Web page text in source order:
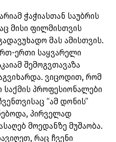
ჭაჭიასთან საუბრის
მისი ფილმისთვის
მას ამისთვის.
ერთი საყვარელი
შემოგვთავაზა
ვიცოდით, რომ
საქმის პროფესიონალები
“ამ დონის”
პირველად
მოედანზე მუშაობა.
რაც ჩვენი